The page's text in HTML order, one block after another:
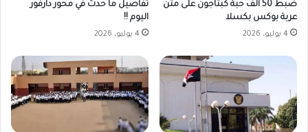
ضبط 50 ألف حبة كبتاجون على متن
عربة بوكس بكسلا
4 يوليو، 2026
تفاصيل ما حدث في محور دارفور
اليوم !!
4 يوليو، 2026